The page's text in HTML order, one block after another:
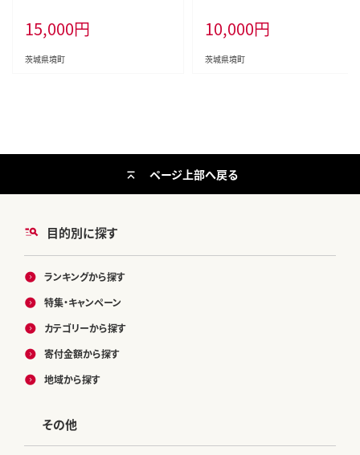
7年産/白米】K2457
15,000円
茨城県境町
ウトドア キャンプ バーベキュー 国
産 S6
10,000円
茨城県境町
目的別に探す
ランキングから探す
特集・キャンペーン
カテゴリーから探す
寄付金額から探す
地域から探す
その他
ページ上部へ戻る